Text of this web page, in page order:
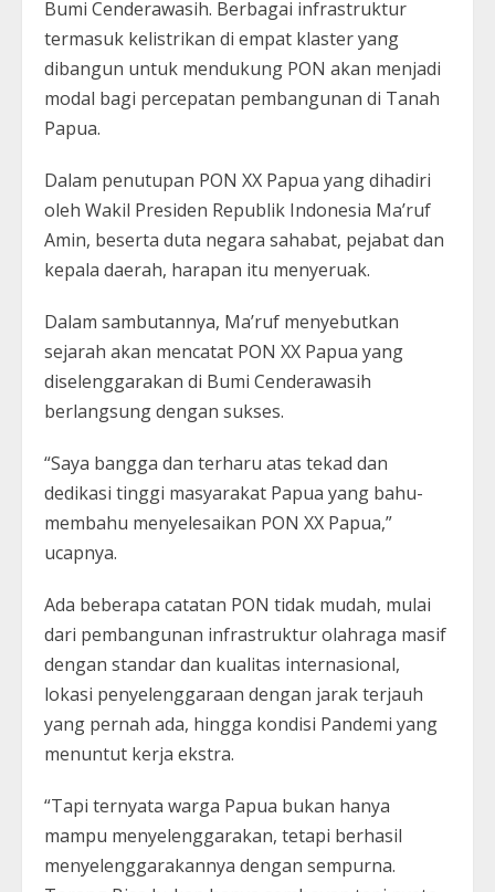
Bumi Cenderawasih. Berbagai infrastruktur
termasuk kelistrikan di empat klaster yang
dibangun untuk mendukung PON akan menjadi
modal bagi percepatan pembangunan di Tanah
Papua.
Dalam penutupan PON XX Papua yang dihadiri
oleh Wakil Presiden Republik Indonesia Ma’ruf
Amin, beserta duta negara sahabat, pejabat dan
kepala daerah, harapan itu menyeruak.
Dalam sambutannya, Ma’ruf menyebutkan
sejarah akan mencatat PON XX Papua yang
diselenggarakan di Bumi Cenderawasih
berlangsung dengan sukses.
“Saya bangga dan terharu atas tekad dan
dedikasi tinggi masyarakat Papua yang bahu-
membahu menyelesaikan PON XX Papua,”
ucapnya.
Ada beberapa catatan PON tidak mudah, mulai
dari pembangunan infrastruktur olahraga masif
dengan standar dan kualitas internasional,
lokasi penyelenggaraan dengan jarak terjauh
yang pernah ada, hingga kondisi Pandemi yang
menuntut kerja ekstra.
“Tapi ternyata warga Papua bukan hanya
mampu menyelenggarakan, tetapi berhasil
menyelenggarakannya dengan sempurna.